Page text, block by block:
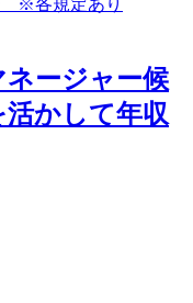
ネージャー候
かして年収